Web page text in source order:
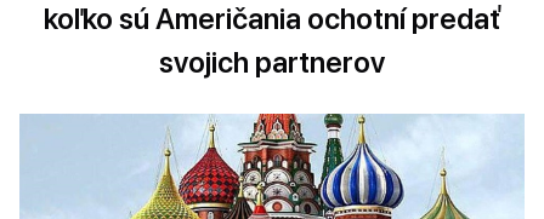
koľko sú Američania ochotní predať
svojich partnerov